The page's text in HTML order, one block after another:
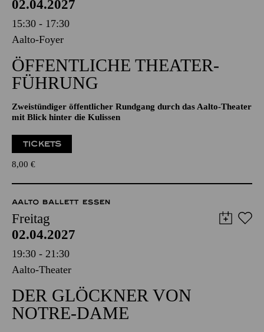
Aalto-Foyer
ÖFFENTLICHE THEATER­
FÜHRUNG
Zweistündiger öffentlicher Rundgang durch das Aalto-Theater
mit Blick hinter die Kulissen
TICKETS
AALTO BALLETT ESSEN
Freitag
02.04.2027
19:30 - 21:30
Aalto-Theater
DER GLÖCKNER­ VON
NOTRE-DAME
Ballett in zwei Akten von Armen Hakobyan
Musik von Erich Wolfgang Korngold, Sergej Rachmaninow,